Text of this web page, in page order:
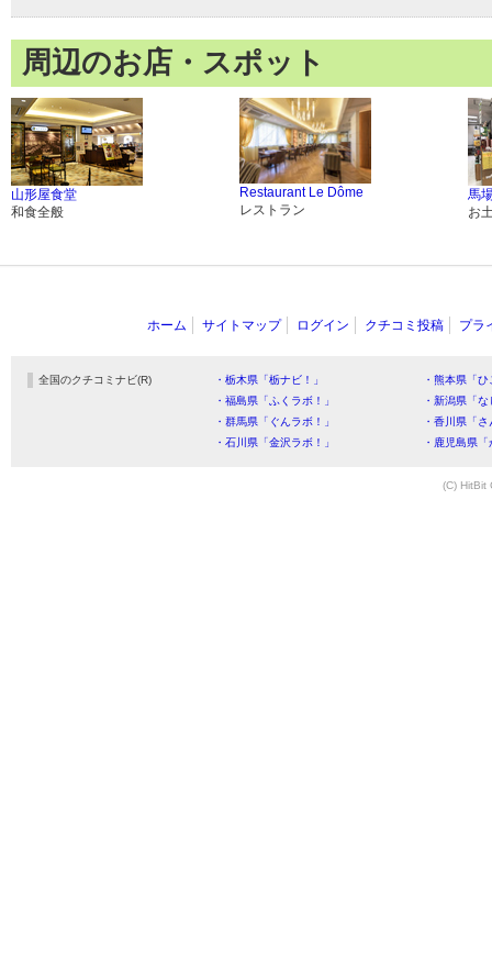
周辺のお店・スポット
山形屋食堂
和食全般
Restaurant Le Dôme
レストラン
馬
お
ホーム サイトマップ ログイン クチコミ投稿 プラ
全国のクチコミナビ(R) ・栃木県「栃ナビ！」
・熊本県「
・福島県「ふくラボ！」
・新潟県「
・群馬県「ぐんラボ！」
・香川県「
・石川県「金沢ラボ！」
・鹿児島県
(C) HitBit